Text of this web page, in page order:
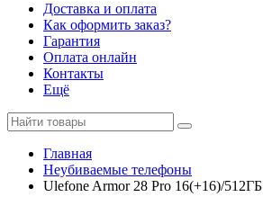
Доставка и оплата
Как оформить заказ?
Гарантия
Оплата онлайн
Контакты
Ещё
Главная
Неубиваемые телефоны
Ulefone Armor 28 Pro 16(+16)/512ГБ